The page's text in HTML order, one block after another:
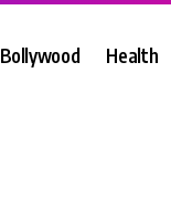
Bollywood Health